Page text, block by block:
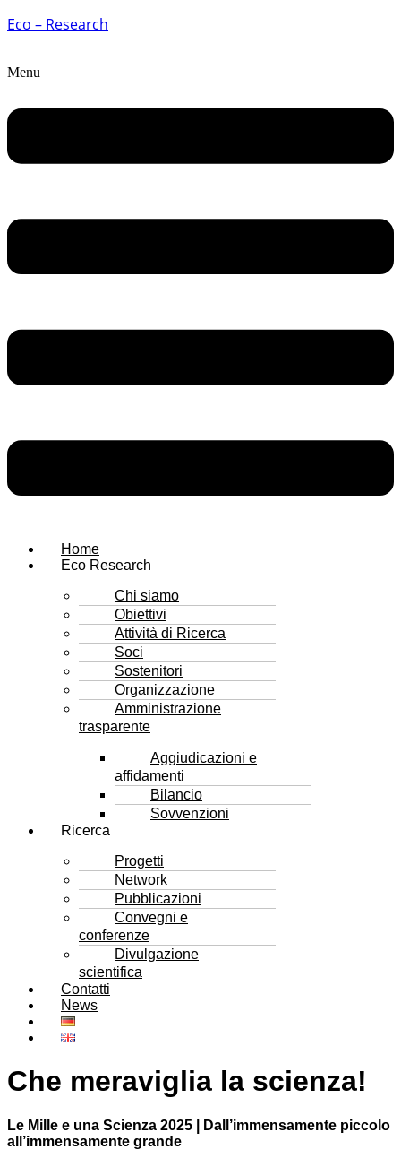
Eco – Research
Menu
Home
Eco Research
Chi siamo
Obiettivi
Attività di Ricerca
Soci
Sostenitori
Organizzazione
Amministrazione
trasparente
Aggiudicazioni e
affidamenti
Bilancio
Sovvenzioni
Ricerca
Progetti
Network
Pubblicazioni
Convegni e
conferenze
Divulgazione
scientifica
Contatti
News
Che meraviglia la scienza!
Le Mille e una Scienza 2025 | Dall’immensamente piccolo
all’immensamente grande